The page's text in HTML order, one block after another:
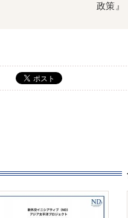
政策』